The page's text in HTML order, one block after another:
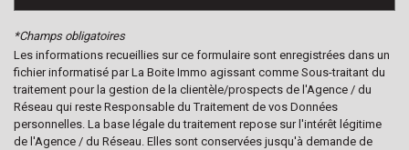
statistiques
Nous n'avons pas pu déterminer de statistiques pour
cette ville
*Champs obligatoires
Les informations recueillies sur ce formulaire sont enregistrées dans un
fichier informatisé par La Boite Immo agissant comme Sous-traitant du
traitement pour la gestion de la clientèle/prospects de l'Agence / du
Réseau qui reste Responsable du Traitement de vos Données
personnelles. La base légale du traitement repose sur l'intérêt légitime
de l'Agence / du Réseau. Elles sont conservées jusqu'à demande de